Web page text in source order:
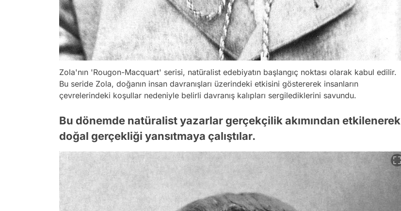
Zola'nın 'Rougon-Macquart' serisi, natüralist edebiyatın başlangıç noktası olarak kabul edilir.
Bu seride Zola, doğanın insan davranışları üzerindeki etkisini göstererek insanların
çevrelerindeki koşullar nedeniyle belirli davranış kalıpları sergilediklerini savundu.
Bu dönemde natüralist yazarlar gerçekçilik akımından etkilenerek
doğal gerçekliği yansıtmaya çalıştılar.